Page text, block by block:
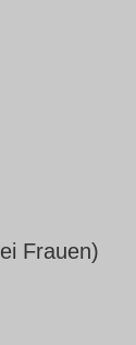
Frauen)